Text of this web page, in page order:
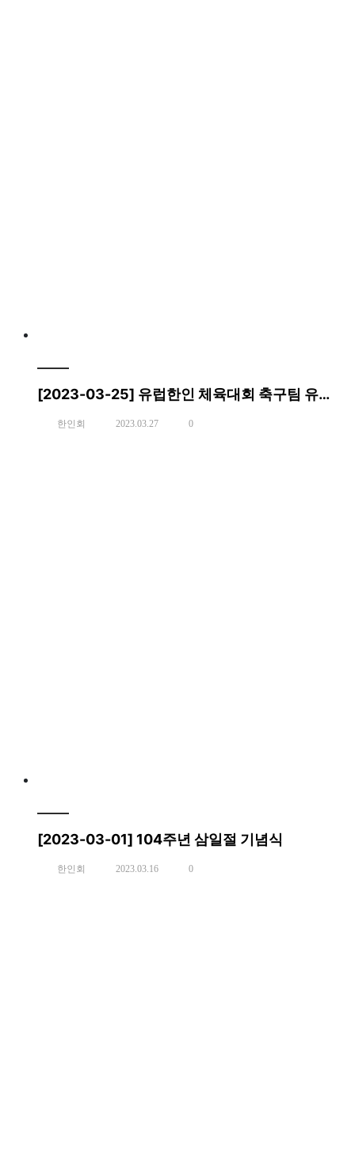
[2023-03-25] 유럽한인 체육대회 축구팀 유니폼 증정
한인회 2023.03.27 0
[2023-03-01] 104주년 삼일절 기념식
한인회 2023.03.16 0